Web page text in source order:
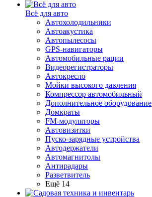
Всё для авто
Автохолодильники
Автоакустика
Автопылесосы
GPS-навигаторы
Автомобильные рации
Видеорегистраторы
Автокресло
Мойки высокого давления
Компрессор автомобильный
Дополнительное оборудование
Домкраты
FM-модуляторы
Автовизитки
Пуско-зарядные устройства
Автодержатели
Автомагнитолы
Антирадары
Разветвитель
Ещё 14